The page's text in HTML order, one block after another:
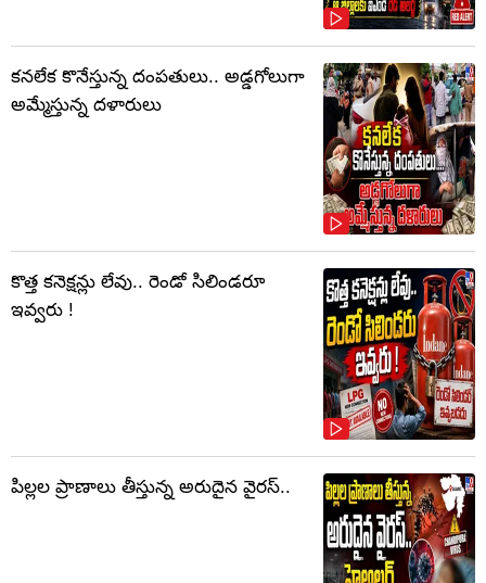
కనలేక కొనేస్తున్న దంపతులు.. అడ్డగోలుగా
అమ్మేస్తున్న దళారులు
కొత్త కనెక్షన్లు లేవు.. రెండో సిలిండరూ
ఇవ్వరు !
పిల్లల ప్రాణాలు తీస్తున్న అరుదైన వైరస్..